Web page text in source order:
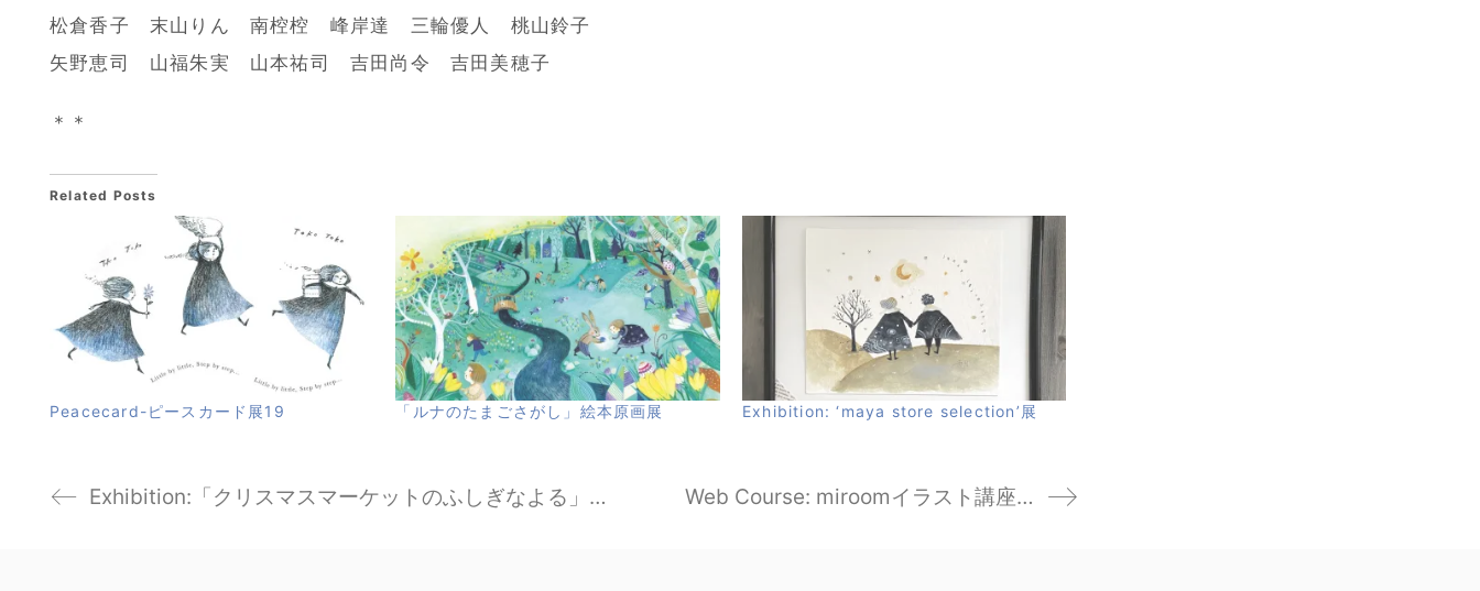
松倉香子 末山りん 南椌椌 峰岸達 三輪優人 桃山鈴子
矢野恵司 山福朱実 山本祐司 吉田尚令 吉田美穂子
＊＊
Related Posts
Peacecard-ピースカード展19 「ルナのたまごさがし」絵本原画展 Exhibition: ‘maya store selection’展
Exhibition:「クリスマスマーケットのふしぎなよる」原画展 in えほんやさん Web Course: miroomイラスト講座 開講のおしらせ